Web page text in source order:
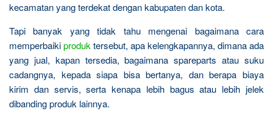
kecamatan yang terdekat dengan kabupaten dan kota.
Tapi banyak yang tidak tahu mengenai bagaimana cara
memperbaikiproduktersebut, apa kelengkapannya, dimana ada
yang jual, kapan tersedia, bagaimana spareparts atau suku
cadangnya, kepada siapa bisa bertanya, dan berapa biaya
kirim dan servis, serta kenapa lebih bagus atau lebih jelek
dibanding produk lainnya.